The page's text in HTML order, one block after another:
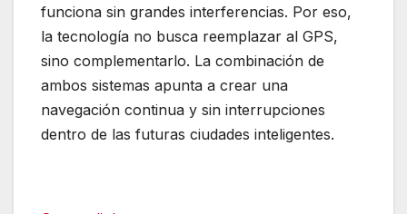
funciona sin grandes interferencias. Por eso,
la tecnología no busca reemplazar al GPS,
sino complementarlo. La combinación de
ambos sistemas apunta a crear una
navegación continua y sin interrupciones
dentro de las futuras ciudades inteligentes.